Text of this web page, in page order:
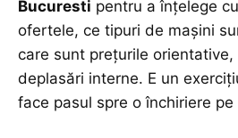
Bucuresti pentru a înțelege
ofertele, ce tipuri de mașini
care sunt prețurile orientative,
deplasări interne. E un
face pasul spre o închiriere